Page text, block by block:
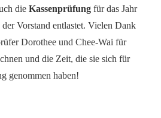
die Kassenprüfung für das Jahr
Vorstand entlastet. Vielen Dank
Dorothee und Chee-Wai für
und die Zeit, die sie sich für
genommen haben!